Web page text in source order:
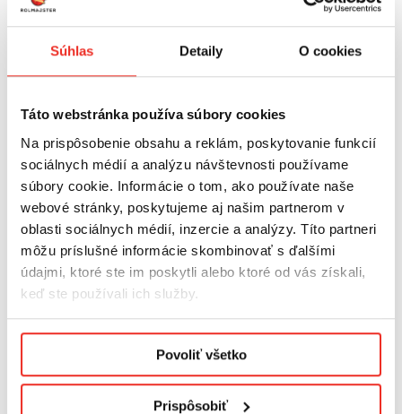
Súhlas Detaily O cookies
Táto webstránka používa súbory cookies
Na prispôsobenie obsahu a reklám, poskytovanie funkcií
sociálnych médií a analýzu návštevnosti používame
súbory cookie. Informácie o tom, ako používate naše
webové stránky, poskytujeme aj našim partnerom v
oblasti sociálnych médií, inzercie a analýzy. Títo partneri
môžu príslušné informácie skombinovať s ďalšími
údajmi, ktoré ste im poskytli alebo ktoré od vás získali,
keď ste používali ich služby.
Podmienky ochrany osobných údajov.
Povoliť všetko
Prispôsobiť
Lúč zaťažujúci materiál je vyrobená z hliníkas
príslušnou hmotnosťou, vďaka čomu poskytuje
správnu záťaž pre správne odvíjanie látky
Pod lúčim jekefové tesnenie vďaka čomu
neprepúšťa svetlo (pre materiály iné ako deň-noc)
Kazeta je vyrobená z
hliníka
, čo zaisťuje jej odolnosť
Ploche vodidlá sú namontované na
lište, vďaka ktorým sa materiál pohybuje popri skle
(aj pri vyklopenom okne)
roleta sama nespadne
Vďaka kazete s vodidlami roletadokonale
zapadne do oknaa bude jeho neoddeliteľnou